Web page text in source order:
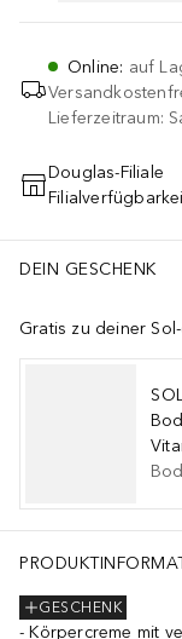
Online: auf
Lieferzeitraum:
Douglas-Filiale
DEIN GESCHENK
Gratis zu deiner
GESCHENK
Körpercreme mit